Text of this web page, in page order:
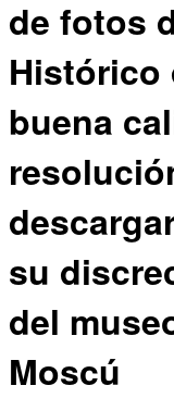
de fotos
Histórico
buena
su
del
Moscú